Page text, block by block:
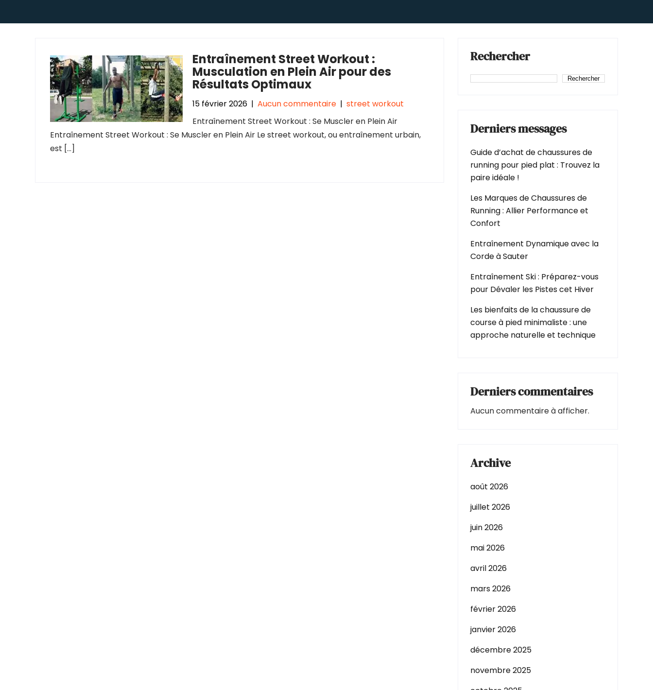
Entraînement Street Workout :
Musculation en Plein Air pour des
Résultats Optimaux
15 février 2026 | Aucun commentaire | street workout
Entraînement Street Workout : Se Muscler en Plein Air
Entraînement Street Workout : Se Muscler en Plein Air Le street workout, ou entraînement urbain,
est […]
Rechercher
Rechercher
Derniers messages
Guide d’achat de chaussures de
running pour pied plat : Trouvez la
paire idéale !
Les Marques de Chaussures de
Running : Allier Performance et
Confort
Entraînement Dynamique avec la
Corde à Sauter
Entraînement Ski : Préparez-vous
pour Dévaler les Pistes cet Hiver
Les bienfaits de la chaussure de
course à pied minimaliste : une
approche naturelle et technique
Derniers commentaires
Aucun commentaire à afficher.
Archive
août 2026
juillet 2026
juin 2026
mai 2026
avril 2026
mars 2026
février 2026
janvier 2026
décembre 2025
novembre 2025